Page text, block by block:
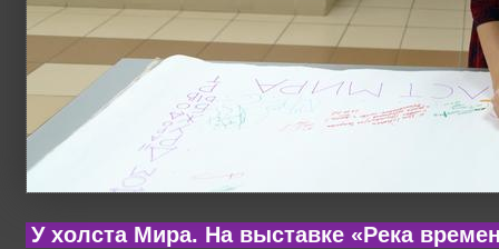
У холста Мира. На выставке «Река